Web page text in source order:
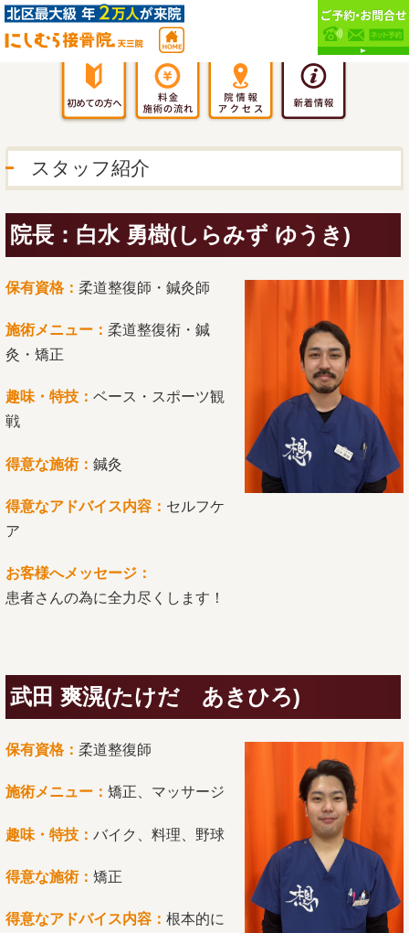
スタッフ紹介
院長：白水 勇樹(しらみず ゆうき)
保有資格： 柔道整復師・鍼灸師
施術メニュー： 柔道整復術・鍼
灸・矯正
趣味・特技： ベース・スポーツ観
戦
得意な施術： 鍼灸
得意なアドバイス内容： セルフケ
ア
お客様へメッセージ：
患者さんの為に全力尽くします！
武田 爽滉(たけだ あきひろ)
保有資格： 柔道整復師
施術メニュー： 矯正、マッサージ
趣味・特技： バイク、料理、野球
得意な施術： 矯正
得意なアドバイス内容： 根本的に